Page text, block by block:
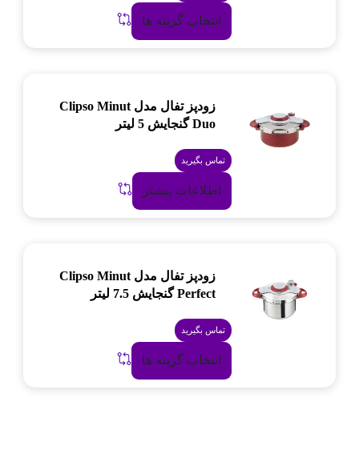
انتخاب گزینه ها
زودپز تفال مدل Clipso Minut
Duo گنجایش 5 لیتر
تماس بگیرید
اطلاعات بیشتر
زودپز تفال مدل Clipso Minut
Perfect گنجایش 7.5 لیتر
تماس بگیرید
انتخاب گزینه ها